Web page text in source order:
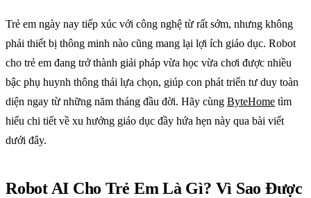
Trẻ em ngày nay tiếp xúc với công nghệ từ rất sớm, nhưng không
phải thiết bị thông minh nào cũng mang lại lợi ích giáo dục. Robot
cho trẻ em đang trở thành giải pháp vừa học vừa chơi được nhiều
bậc phụ huynh thông thái lựa chọn, giúp con phát triển tư duy toàn
diện ngay từ những năm tháng đầu đời. Hãy cùng ByteHome tìm
hiểu chi tiết về xu hướng giáo dục đầy hứa hẹn này qua bài viết
dưới đây.
Robot AI Cho Trẻ Em Là Gì? Vì Sao Được